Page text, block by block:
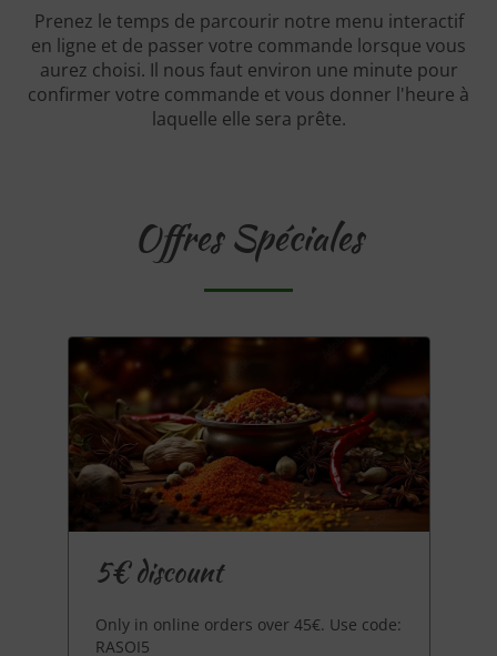
Prenez le temps de parcourir notre menu interactif
en ligne et de passer votre commande lorsque vous
aurez choisi. Il nous faut environ une minute pour
confirmer votre commande et vous donner l'heure à
laquelle elle sera prête.
Offres Spéciales
5€ discount
Only in online orders over 45€. Use code:
RASOI5